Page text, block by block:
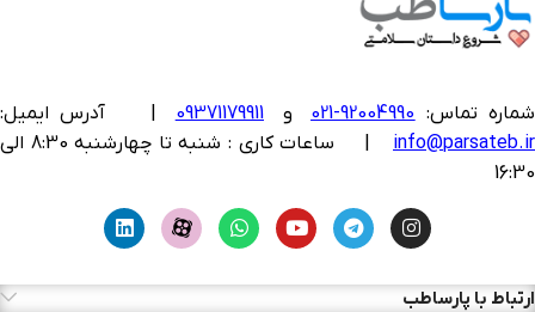
شماره تماس: 92004990-021 و 09371179911
آدرس ایمیل:
info@parsateb.ir
| ساعات کاری : شنبه تا چهارشنبه 8:30 الی
16:30
ارتباط با پارساطب